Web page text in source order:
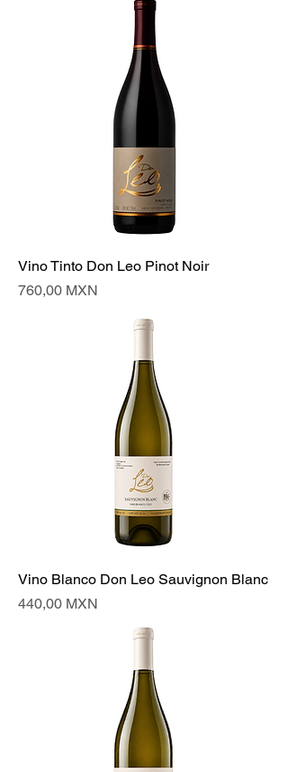
Vino Tinto Don Leo Pinot Noir
Precio
760,00 MXN
Vino Blanco Don Leo Sauvignon Blanc
Precio
440,00 MXN